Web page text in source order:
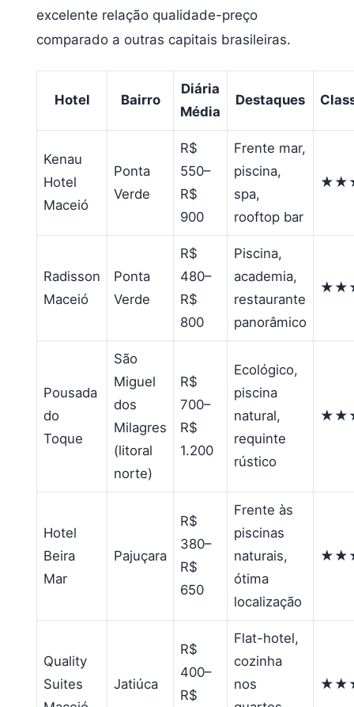
excelente relação qualidade-preço
comparado a outras capitais brasileiras.
Hotel Bairro
Diária
Média
Destaques
Kenau
Hotel
Maceió
Ponta
Verde
R$
550–
R$
900
Frente mar,
piscina,
spa,
rooftop bar
Radisson
Maceió
Ponta
Verde
R$
480–
R$
800
Piscina,
academia,
restaurante
panorâmico
Pousada
do
Toque
São
Miguel
dos
Milagres
(litoral
norte)
R$
700–
R$
1.200
Ecológico,
piscina
natural,
requinte
rústico
Hotel
Beira
Mar
Pajuçara
R$
380–
R$
650
Frente às
piscinas
naturais,
ótima
localização
Quality
Suites
Jatiúca
R$
400–
R$
Flat-hotel,
cozinha
nos